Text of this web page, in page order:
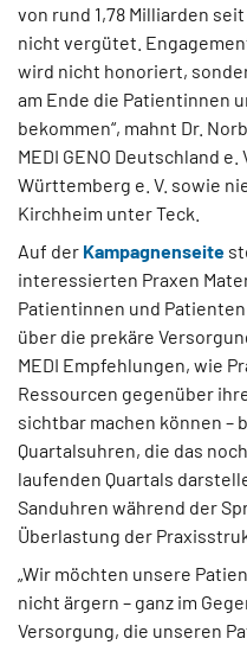
von rund 1,78 Milliarden
nicht vergütet.
wird nicht honoriert,
am Ende die Patientinnen
bekommen“, mahnt Dr.
MEDI GENO Deutschland e.
Württemberg e. V. sowie
Kirchheim unter Teck.
Auf der Kampagnenseite
interessierten Praxen
Patientinnen und
über die prekäre
MEDI Empfehlungen, wie
Ressourcen gegenüber
sichtbar machen können –
Quartalsuhren, die das
laufenden Quartals
Sanduhren während der
Überlastung der
„Wir möchten unsere
nicht ärgern – ganz im
Versorgung, die unseren